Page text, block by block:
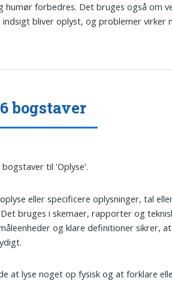
humør forbedres. Det bruges også om
bliver oplyst, og problemer virker
bogstaver
til 'Oplyse'.
eller specificere oplysninger, tal
bruges i skemaer, rapporter og
og klare definitioner sikrer, at
at lyse noget op fysisk og at forklare